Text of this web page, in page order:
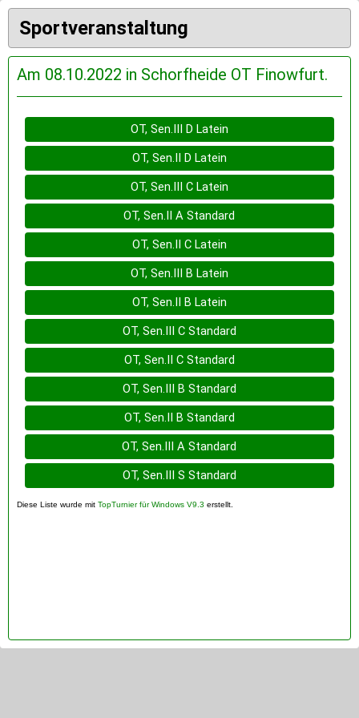
Sportveranstaltung
Am 08.10.2022 in Schorfheide OT Finowfurt.
OT, Sen.III D Latein
OT, Sen.II D Latein
OT, Sen.III C Latein
OT, Sen.II A Standard
OT, Sen.II C Latein
OT, Sen.III B Latein
OT, Sen.II B Latein
OT, Sen.III C Standard
OT, Sen.II C Standard
OT, Sen.III B Standard
OT, Sen.II B Standard
OT, Sen.III A Standard
OT, Sen.III S Standard
Diese Liste wurde mit TopTurnier für Windows V9.3 erstellt.